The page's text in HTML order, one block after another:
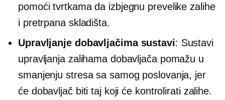
pomoći tvrtkama da izbjegnu prevelike zalihe
i pretrpana skladišta.
Upravljanje dobavljačimasustavi: Sustavi
upravljanja zalihama dobavljača pomažu u
smanjenju stresa sa samog poslovanja, jer
će dobavljač biti taj koji će kontrolirati zalihe.